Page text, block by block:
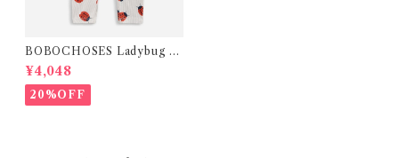
BOBOCHOSES Ladybug L
eggings(6-36m)
¥4,048
20%OFF